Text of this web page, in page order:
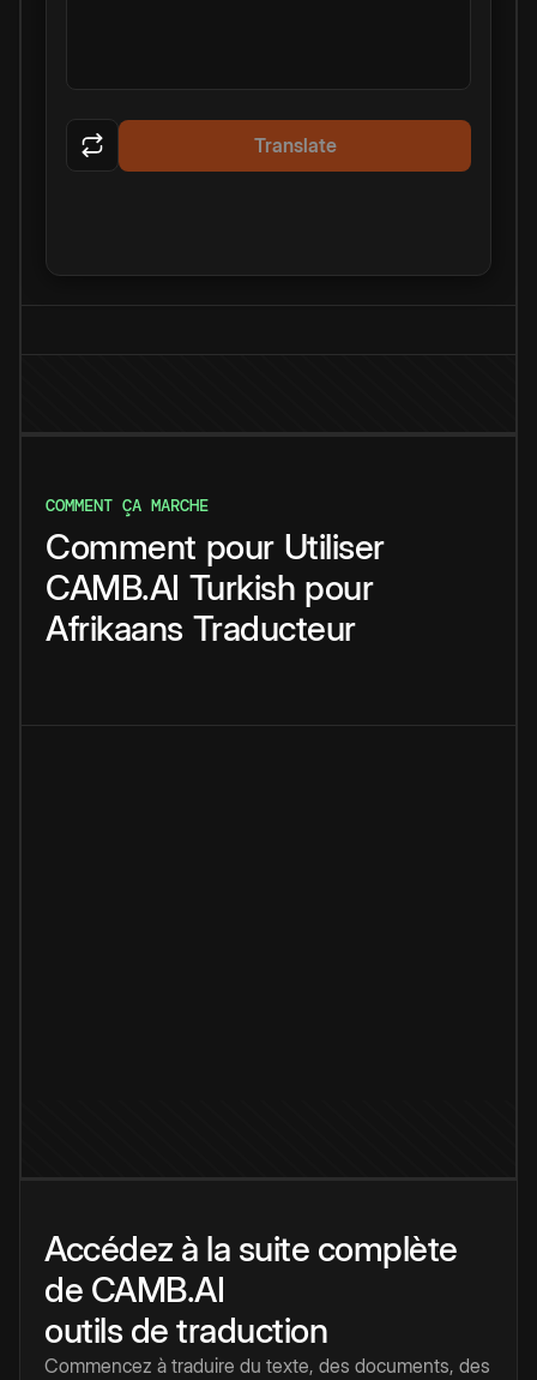
Translate
COMMENT ÇA MARCHE
Comment pour Utiliser
CAMB.AI Turkish pour
Afrikaans Traducteur
Accédez à la suite complète
de CAMB.AI
outils de traduction
Commencez à traduire du texte, des documents, des